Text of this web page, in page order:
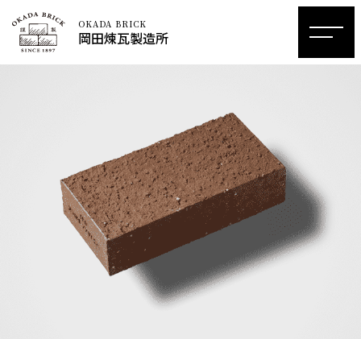
OKADA BRICK
岡田煉瓦製造所